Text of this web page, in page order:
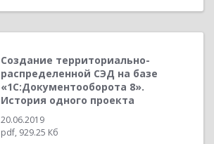
Создание территориально-
распределенной СЭД на базе
«1С:Документооборота 8».
История одного проекта
20.06.2019
pdf, 929.25 Кб